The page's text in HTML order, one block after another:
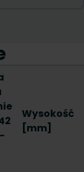
Wysokość
[mm]